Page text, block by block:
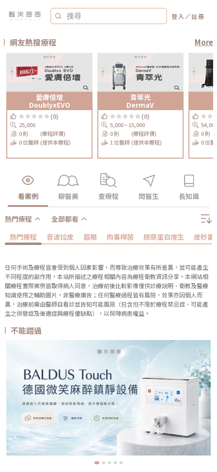
登入 ／註冊
網友熱搜療程 More
愛膚倍增
DoublyxEVO
(0)
25,000
0 則
(療程評價)
0 位醫師 (提供本療程)
青萃光
DermaV
(0)
5,000 ~ 15,000
0 則
(療程評價)
1 位醫師(提供本療程)
54,000
0 則
0 位醫
看案例 聊醫美 查療程 問醫生 長知識
熱門療程
全部都看
熱門療程
音波拉皮 眉眼 肉毒桿菌 膠原蛋白增生 皮秒雷
任何手術及療程皆會受到個人因素影響，而導致治療效果有所差異，並可能產生
不同程度的副作用，本站所描述之療程相關內容為療程衛教資訊分享。本網站相
關療程實際案例皆取得病人同意，治療前後比較影像僅供診療說明、衛教及醫療
知識使用之輔助圖片，非醫療廣告；任何醫療過程皆有風險，效果亦因個人而
異，治療前需由醫師自看診並告知可能風險（包含但不限於療程禁忌症、可能產
生之併發症及後遺症與療程優缺點），以保障病患權益。
不能錯過